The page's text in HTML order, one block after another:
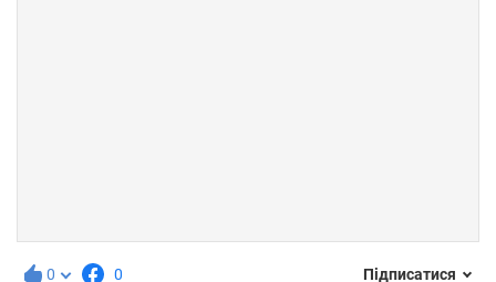
0 0 Підписатися